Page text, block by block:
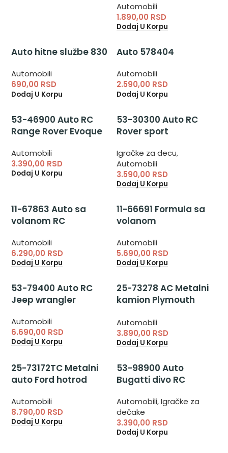
Automobili
1.890,00 RSD
Dodaj U Korpu
Auto hitne službe 830
Automobili
690,00 RSD
Dodaj U Korpu
Auto 578404
Automobili
2.590,00 RSD
Dodaj U Korpu
53-46900 Auto RC
Range Rover Evoque
Automobili
3.390,00 RSD
Dodaj U Korpu
53-30300 Auto RC
Rover sport
Igračke za decu,
Automobili
3.590,00 RSD
Dodaj U Korpu
11-67863 Auto sa
volanom RC
Automobili
6.290,00 RSD
Dodaj U Korpu
11-66691 Formula sa
volanom
Automobili
5.690,00 RSD
Dodaj U Korpu
53-79400 Auto RC
Jeep wrangler
Automobili
6.690,00 RSD
Dodaj U Korpu
25-73278 AC Metalni
kamion Plymouth
Automobili
3.890,00 RSD
Dodaj U Korpu
25-73172TC Metalni
auto Ford hotrod
Automobili
8.790,00 RSD
Dodaj U Korpu
53-98900 Auto
Bugatti divo RC
Automobili,Igračke za
dečake
3.390,00 RSD
Dodaj U Korpu